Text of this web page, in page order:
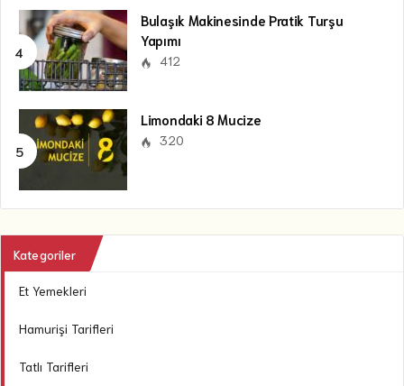
Bulaşık Makinesinde Pratik Turşu
Yapımı
412
Limondaki 8 Mucize
320
Kategoriler
Et Yemekleri
Hamurişi Tarifleri
Tatlı Tarifleri